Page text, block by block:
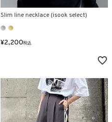
Slim line necklace (isook select)
¥2,200税込